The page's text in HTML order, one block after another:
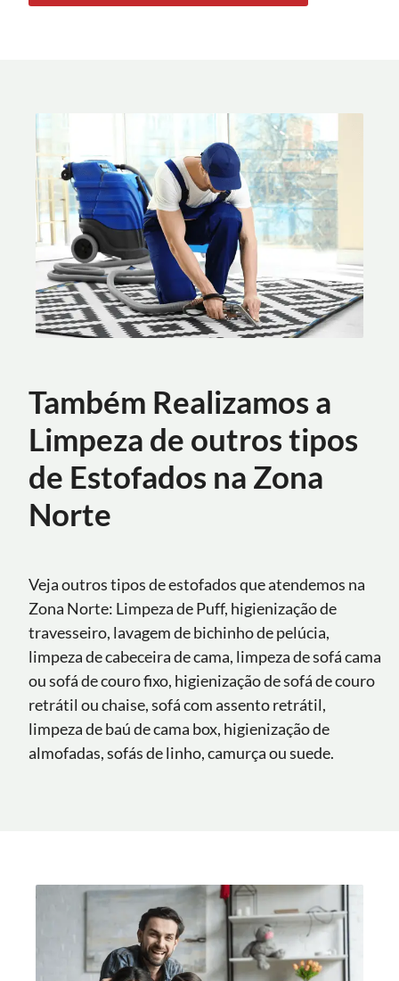
Também Realizamos a
Limpeza de outros tipos
de Estofados na Zona
Norte
Veja outros tipos de estofados que atendemos na
Zona Norte: Limpeza de Puff, higienização de
travesseiro, lavagem de bichinho de pelúcia,
limpeza de cabeceira de cama, limpeza de sofá cama
ou sofá de couro fixo, higienização de sofá de couro
retrátil ou chaise, sofá com assento retrátil,
limpeza de baú de cama box, higienização de
almofadas, sofás de linho, camurça ou suede.